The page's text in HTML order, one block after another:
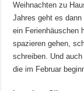
Weihnachten zu
Jahres geht es
ein Ferienhäuschen
spazieren gehen,
schreiben. Und auch
die im Februar